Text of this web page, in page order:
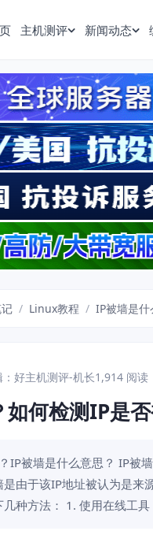
主机测评 新闻动态
/ Linux教程 / IP被墙是
好主机测评-机长1,914 阅读
何检测IP是
IP被墙是什么意思？ IP被
由于该IP地址被认为是
种方法： 1. 使用在线工